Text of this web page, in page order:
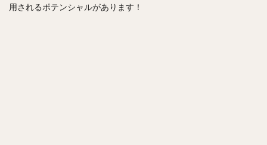
用されるポテンシャルがあります！